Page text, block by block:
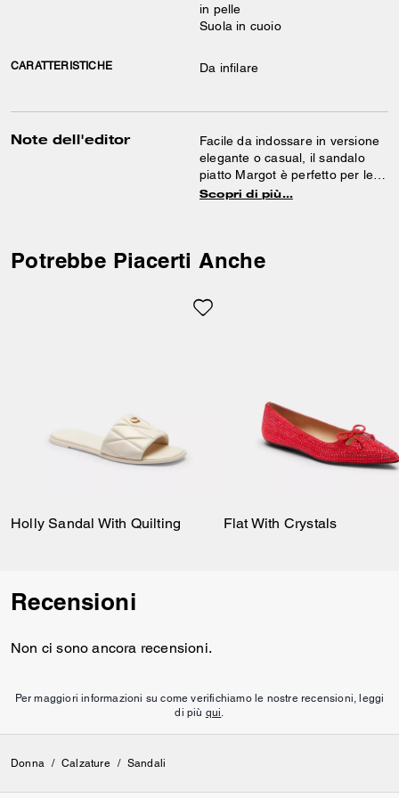
in pelle
Suola in cuoio
CARATTERISTICHE Da infilare
Note dell'editor
Facile da indossare in versione
elegante o casual, il sandalo
piatto Margot è perfetto per le
giornate e le serate estive.
Scopri di più…
Potrebbe Piacerti Anche
Holly Sandal With Quilting Flat With Crystals
Recensioni
Non ci sono ancora recensioni.
Per maggiori informazioni su come verifichiamo le nostre recensioni, leggi
di più qui
Donna / Calzature / Sandali